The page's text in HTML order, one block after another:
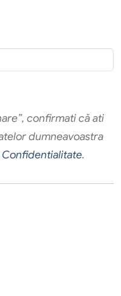
confirmati că ati
dumneavoastra
.